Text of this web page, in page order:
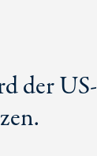
der US-